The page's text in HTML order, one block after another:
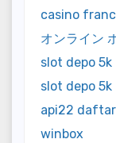
casino
オンライン
slot depo 5k
slot depo 5k
api22 daftar
winbox